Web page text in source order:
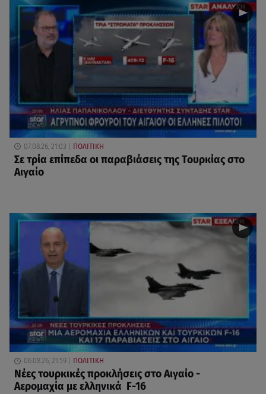
07.08.26, 21:03 ΠΟΛΙΤΙΚΗ
Σε τρία επίπεδα οι παραβιάσεις της Τουρκίας στο
Αιγαίο
06.08.26, 21:59 ΠΟΛΙΤΙΚΗ
Νέες τουρκικές προκλήσεις στο Αιγαίο -
Αερομαχία με ελληνικά F-16